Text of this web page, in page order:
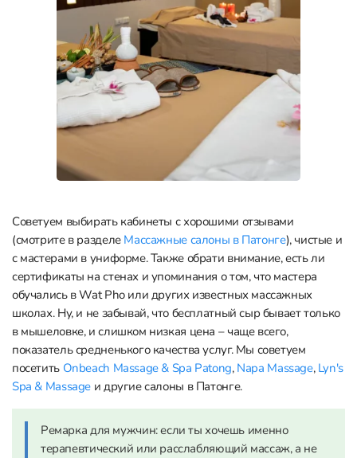
Советуем выбирать кабинеты с хорошими отзывами
(смотрите в разделе Массажные салоны в Патонге), чистые и
с мастерами в униформе. Также обрати внимание, есть ли
сертификаты на стенах и упоминания о том, что мастера
обучались в Wat Pho или других известных массажных
школах. Ну, и не забывай, что бесплатный сыр бывает только
в мышеловке, и слишком низкая цена – чаще всего,
показатель средненького качества услуг. Мы советуем
посетить Onbeach Massage & Spa Patong, Napa Massage, Lyn's
Spa & Massage и другие салоны в Патонге.
Ремарка для мужчин: если ты хочешь именно
терапевтический или расслабляющий массаж, а не